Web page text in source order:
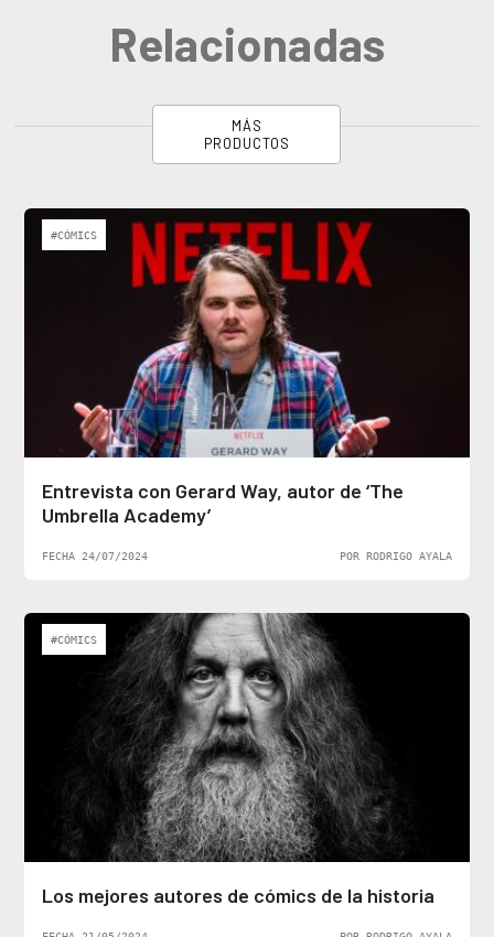
Relacionadas
MÁS
PRODUCTOS
#CÓMICS
Entrevista con Gerard Way, autor de ‘The
Umbrella Academy’
FECHA 24/07/2024 POR RODRIGO AYALA
#CÓMICS
Los mejores autores de cómics de la historia